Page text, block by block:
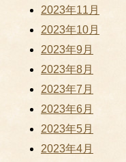
2023年11月
2023年10月
2023年9月
2023年8月
2023年7月
2023年6月
2023年5月
2023年4月